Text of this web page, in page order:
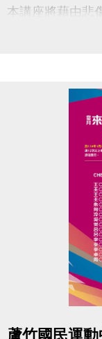
本講座將藉由悲
並藉由看見及
重新理解災後
-正念取向的自
-悲傷、失落與
-心理劇取向的關
◆ 時間｜1/31 (
◆ 地點｜蘆竹國
◆ 講師｜朱麗
專長悲傷輔導
◆ 洽詢專線｜
蘆竹國民運